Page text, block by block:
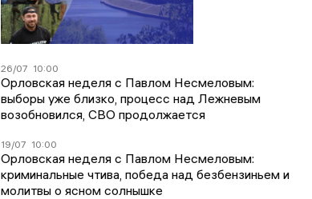
26/07 10:00
Орловская неделя с Павлом Несмеловым:
выборы уже близко, процесс над Лежневым
возобновился, СВО продолжается
19/07 10:00
Орловская неделя с Павлом Несмеловым:
криминальные чтива, победа над безбензиньем и
молитвы о ясном солнышке